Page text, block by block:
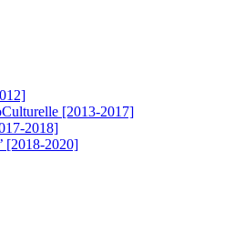
[2013-2017]
2018]
[2018-2020]